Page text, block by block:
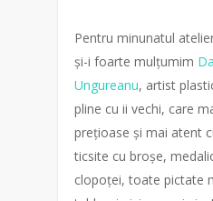
Pentru minunatul
și-i foarte mulțumim
Ungureanu, artist
pline cu ii vechi, care
prețioase și mai atent
ticsite cu broșe,
clopoței, toate pictate